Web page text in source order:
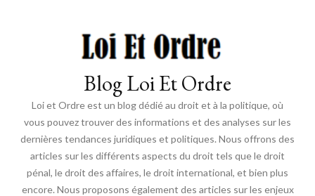
Blog Loi Et Ordre
Loi et Ordre est un blog dédié au droit et à la politique, où
vous pouvez trouver des informations et des analyses sur les
dernières tendances juridiques et politiques. Nous offrons des
articles sur les différents aspects du droit tels que le droit
pénal, le droit des affaires, le droit international, et bien plus
encore. Nous proposons également des articles sur les enjeux